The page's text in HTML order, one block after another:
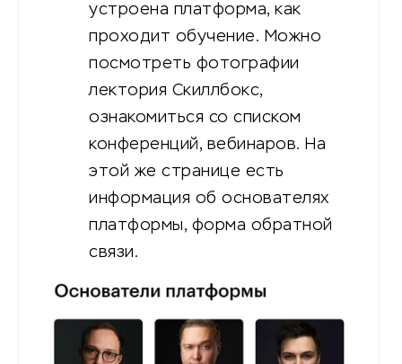
устроена платформа, как
проходит обучение. Можно
посмотреть фотографии
лектория Скиллбокс,
ознакомиться со списком
конференций, вебинаров. На
этой же странице есть
информация об основателях
платформы, форма обратной
связи.